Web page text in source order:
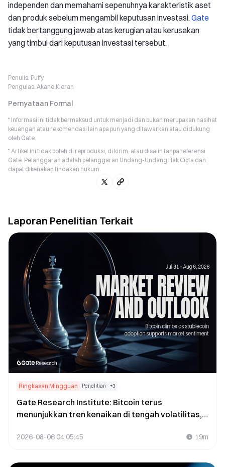
independen dan memahami sepenuhnya karakteristik aset
dan produk sebelum mengambil keputusan investasi.Gate
tidak bertanggung jawab atas kerugian atau kerusakan
yang timbul dari keputusan investasi tersebut.
Penulis: Puffy
Pengulas: Akane,Kieran
Pernyataan Formal
* Informasi ini tidak bermaksud untuk menjadi dan bukan merupakan nasihat
keuangan atau rekomendasi lain apa pun yang ditawarkan atau didukung
oleh Gate.
* Artikel ini tidak boleh di reproduksi, di kirim, atau disalin tanpa referensi
Gate. Pelanggaran adalah pelanggaran Undang-Undang Hak Cipta dan
dapat dikenakan tindakan hukum.
Laporan Penelitian Terkait
Ringkasan Mingguan Penelitian +3
Gate Research Institute: Bitcoin terus
menunjukkan tren kenaikan di tengah volatilitas,
stablecoin yang mengangkat sentimen pasar
2026-08-06 04:05:45 19m